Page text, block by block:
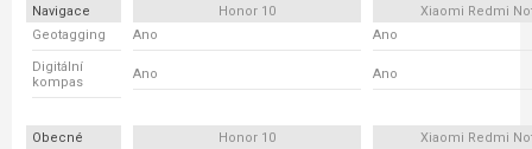
Navigace Honor 10
Xiaomi Redmi
Geotagging
Ano Ano
Digitální
kompas
Ano Ano
Obecné Honor 10
Xiaomi Redmi